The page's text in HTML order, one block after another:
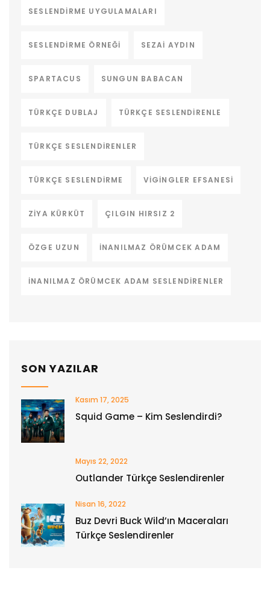
SESLENDIRME UYGULAMALARI
SESLENDIRME ÖRNEĞI SEZAI AYDIN
SPARTACUS SUNGUN BABACAN
TÜRKÇE DUBLAJ TÜRKÇE SESLENDIRENLE
TÜRKÇE SESLENDIRENLER
TÜRKÇE SESLENDIRME VIGINGLER EFSANESI
ZIYA KÜRKÜT ÇILGIN HIRSIZ 2
ÖZGE UZUN İNANILMAZ ÖRÜMCEK ADAM
İNANILMAZ ÖRÜMCEK ADAM SESLENDIRENLER
SON YAZILAR
Kasım 17, 2025
Squid Game – Kim Seslendirdi?
Mayıs 22, 2022
Outlander Türkçe Seslendirenler
Nisan 16, 2022
Buz Devri Buck Wild’ın Maceraları
Türkçe Seslendirenler